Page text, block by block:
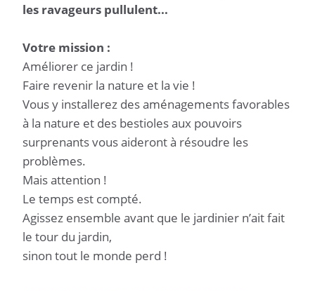
les ravageurs pullulent...
Votre mission :
Améliorer ce jardin !
Faire revenir la nature et la vie !
Vous y installerez des aménagements favorables
à la nature et des bestioles aux pouvoirs
surprenants vous aideront à résoudre les
problèmes.
Mais attention !
Le temps est compté.
Agissez ensemble avant que le jardinier n’ait fait
le tour du jardin,
sinon tout le monde perd !